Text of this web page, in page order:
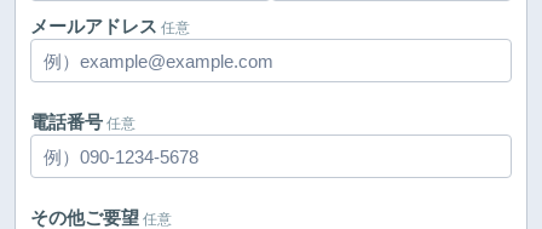
メールアドレス 任意
電話番号 任意
その他ご要望 任意